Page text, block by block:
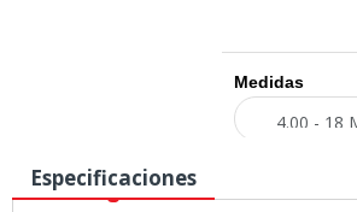
Medidas
Especificaciones